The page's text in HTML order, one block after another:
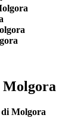
Molgora
di Molgora